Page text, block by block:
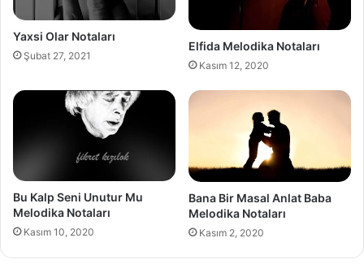
Yaxsi Olar Notaları
Şubat 27, 2021
Elfida Melodika Notaları
Kasım 12, 2020
Bu Kalp Seni Unutur Mu
Melodika Notaları
Kasım 10, 2020
Bana Bir Masal Anlat Baba
Melodika Notaları
Kasım 2, 2020